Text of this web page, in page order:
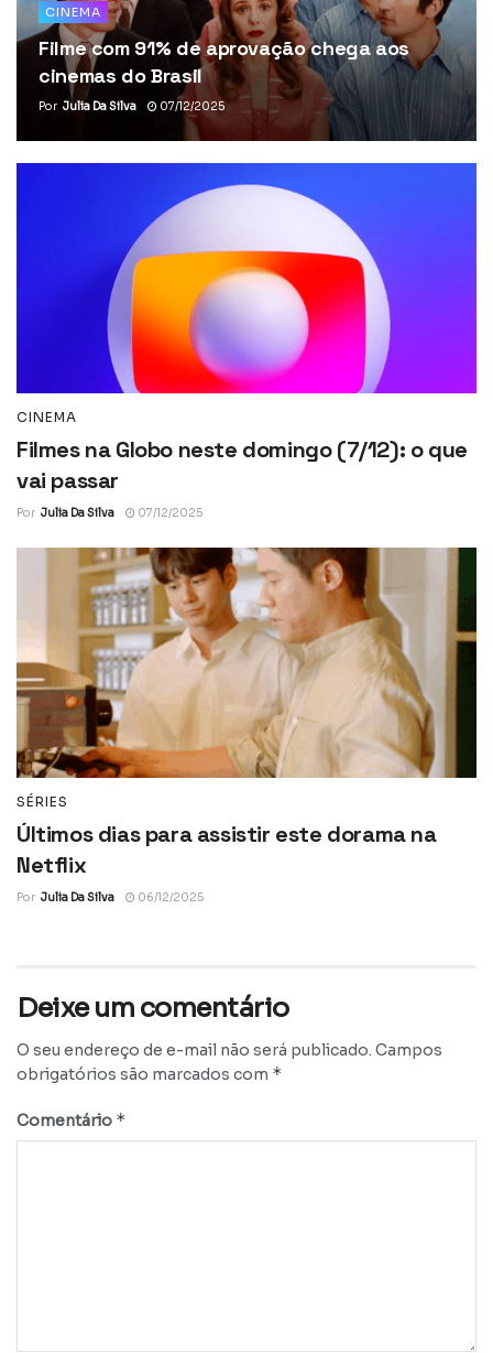
CINEMA
Filme com 91% de aprovação chega aos
cinemas do Brasil
Por Julia Da Silva 07/12/2025
CINEMA
Filmes na Globo neste domingo (7/12): o que
vai passar
Por Julia Da Silva 07/12/2025
SÉRIES
Últimos dias para assistir este dorama na
Netflix
Por Julia Da Silva 06/12/2025
Deixe um comentário
O seu endereço de e-mail não será publicado. Campos
obrigatórios são marcados com *
Comentário *